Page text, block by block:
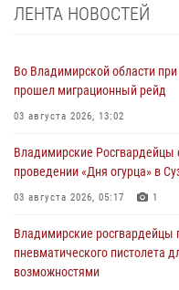
ЛЕНТА НОВОСТЕЙ
Во Владимирской области
прошел миграционный рейд
03 августа 2026, 13:02
Владимирские Росгвардейцы
проведении «Дня огурца» в
03 августа 2026, 05:17 1
Владимирские росгвардейцы
пневматического пистолета
возможностями